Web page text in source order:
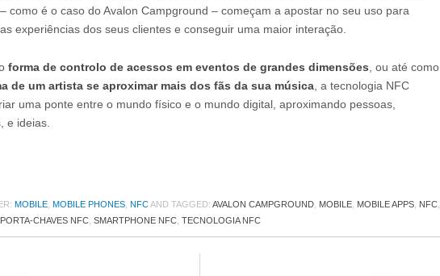
como é o caso do Avalon Campground – começam a apostar no seu uso para
experiências dos seus clientes e conseguir uma maior interação.
forma de controlo de acessos em eventos de grandes dimensões, ou até como
de um artista se aproximar mais dos fãs da sua música, a tecnologia NFC
uma ponte entre o mundo físico e o mundo digital, aproximando pessoas,
e ideias.
MOBILE MOBILE PHONES NFCAND TAGGED: AVALON CAMPGROUND MOBILE MOBILE APPS NFC
PORTA-CHAVES NFC SMARTPHONE NFC TECNOLOGIA NFC